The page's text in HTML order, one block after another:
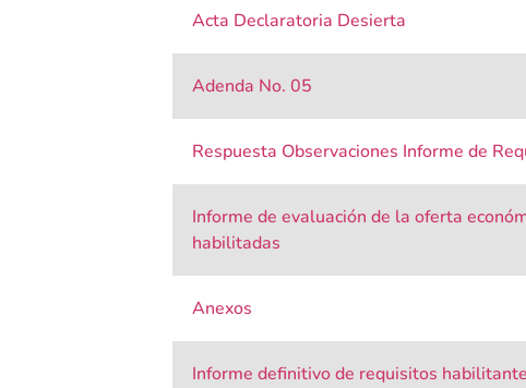
Acta Declaratoria Desierta
Adenda No. 05
Respuesta Observaciones Informe de
Informe de evaluación de la oferta
habilitadas
Anexos
Informe definitivo de requisitos